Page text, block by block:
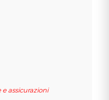
e assicurazioni